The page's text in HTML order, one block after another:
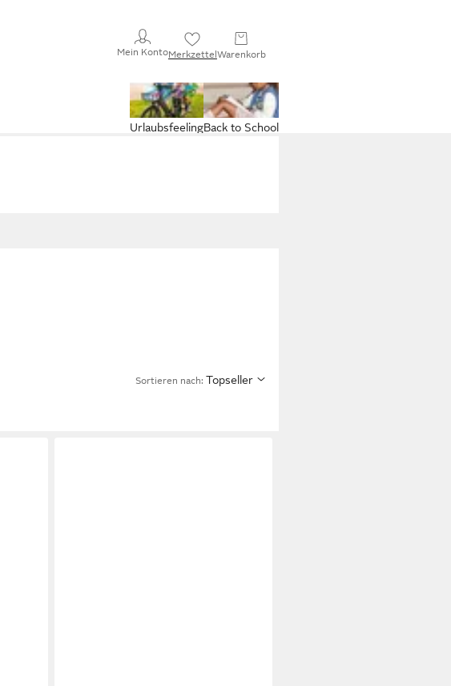
Mein KontoMerkzettelWarenkorb
Back to School
Urlaubsfeeling
Sortieren nach: Topseller